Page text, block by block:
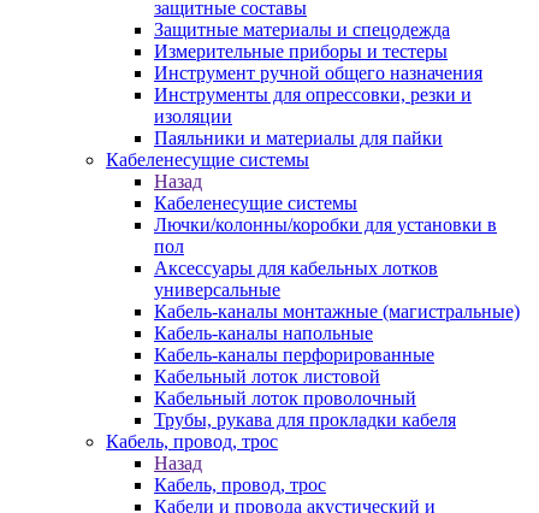
защитные составы
Защитные материалы и спецодежда
Измерительные приборы и тестеры
Инструмент ручной общего назначения
Инструменты для опрессовки, резки и
изоляции
Паяльники и материалы для пайки
Кабеленесущие системы
Назад
Кабеленесущие системы
Лючки/колонны/коробки для установки в
пол
Аксессуары для кабельных лотков
универсальные
Кабель-каналы монтажные (магистральные)
Кабель-каналы напольные
Кабель-каналы перфорированные
Кабельный лоток листовой
Кабельный лоток проволочный
Трубы, рукава для прокладки кабеля
Кабель, провод, трос
Назад
Кабель, провод, трос
Кабели и провода акустический и